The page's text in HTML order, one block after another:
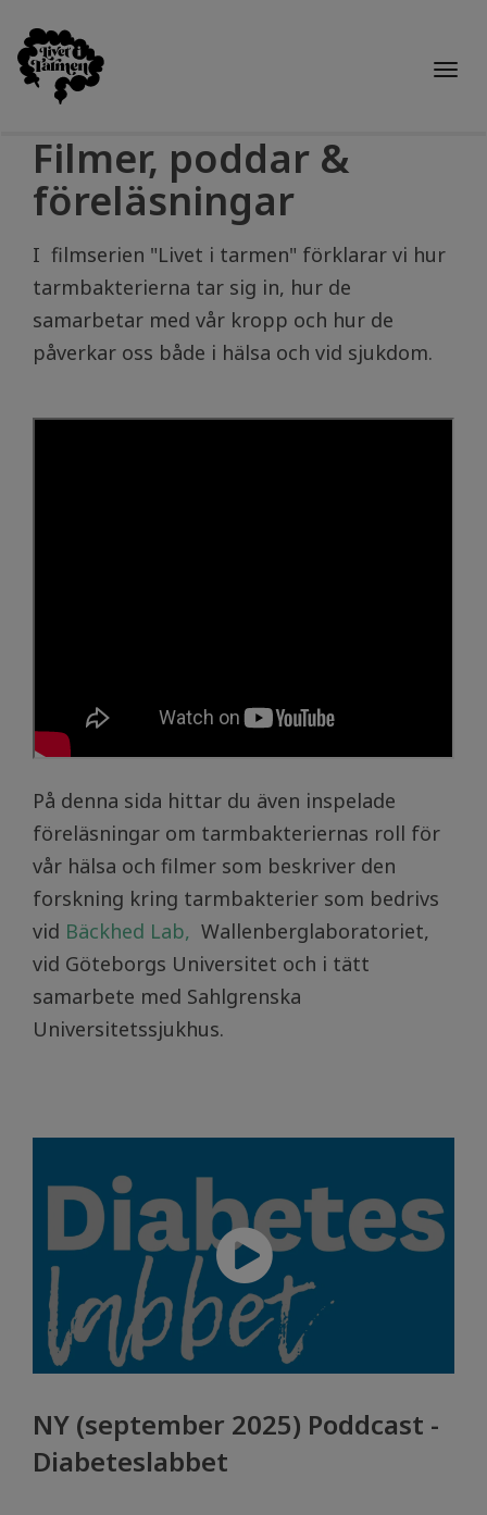
Filmer, poddar &
föreläsningar
I filmserien "Livet i tarmen" förklarar vi hur
tarmbakterierna tar sig in, hur de
samarbetar med vår kropp och hur de
påverkar oss både i hälsa och vid sjukdom.
På denna sida hittar du även inspelade
föreläsningar om tarmbakteriernas roll för
vår hälsa och filmer som beskriver den
forskning kring tarmbakterier som bedrivs
vid Bäckhed Lab, Wallenberglaboratoriet,
vid Göteborgs Universitet och i tätt
samarbete med Sahlgrenska
Universitetssjukhus.
NY (september 2025) Poddcast -
Diabeteslabbet